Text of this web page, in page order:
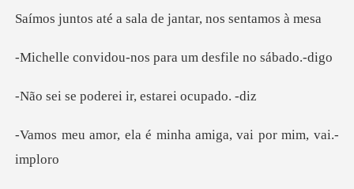
a sala de jantar,
-nos para um desfi
erei ir, estare
é minha amiga, vai